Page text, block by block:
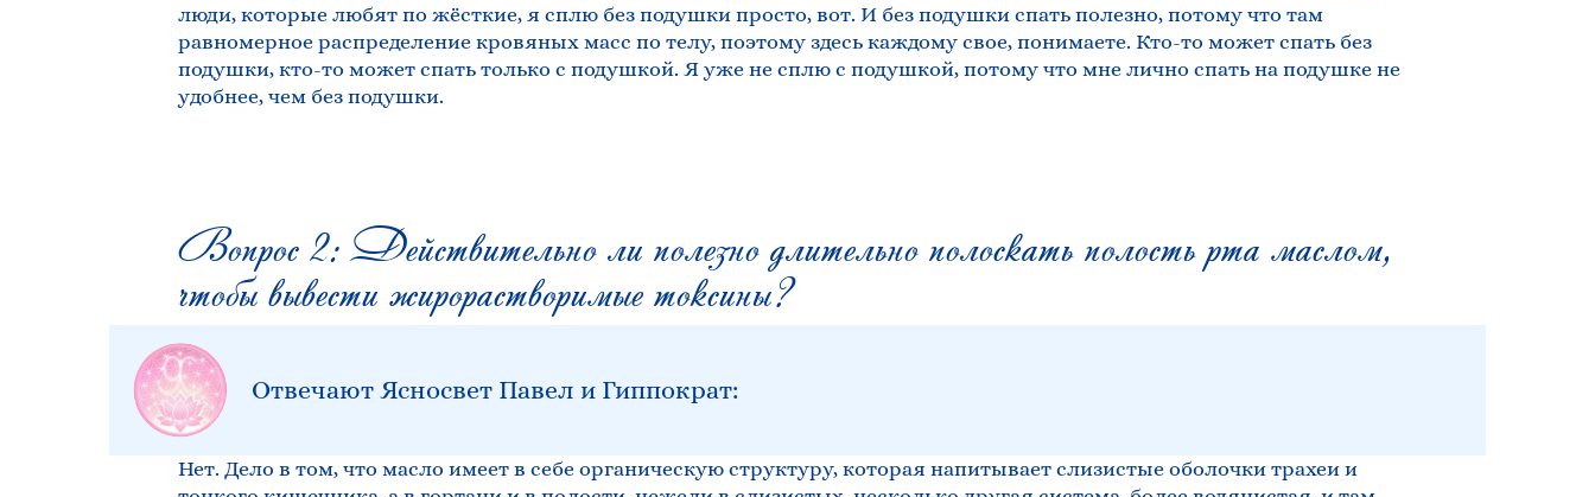
люди, которые любят по жёсткие, я сплю без подушки просто, вот. И без подушки спать полезно, потому что там
равномерное распределение кровяных масс по телу, поэтому здесь каждому свое, понимаете. Кто-то может спать без
подушки, кто-то может спать только с подушкой. Я уже не сплю с подушкой, потому что мне лично спать на подушке не
удобнее, чем без подушки.
Вопрос 2: Действительно ли полезно длительно полоскать полость рта маслом,
чтобы вывести жирорастворимые токсины?
Отвечают Ясносвет Павел и Гиппократ:
Нет. Дело в том, что масло имеет в себе органическую структуру, которая напитывает слизистые оболочки трахеи и